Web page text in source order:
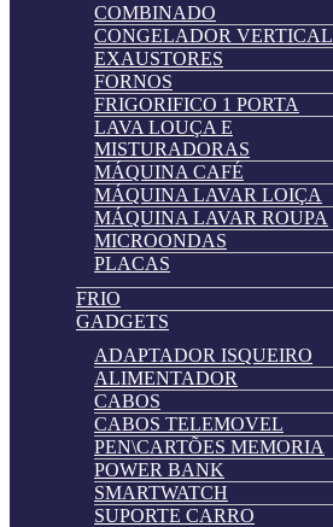
COMBINADO
CONGELADOR VERTICAL
EXAUSTORES
FORNOS
FRIGORIFICO 1 PORTA
LAVA LOUÇA E
MISTURADORAS
MÁQUINA CAFÉ
MÁQUINA LAVAR LOIÇA
MÁQUINA LAVAR ROUPA
MICROONDAS
PLACAS
FRIO
GADGETS
ADAPTADOR ISQUEIRO
ALIMENTADOR
CABOS
CABOS TELEMOVEL
PEN\CARTÕES MEMORIA
POWER BANK
SMARTWATCH
SUPORTE CARRO